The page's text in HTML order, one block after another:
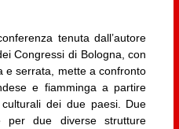
tenuta dall’autore
Congressi di Bologna, con
e serrata, mette a confronto
e fiamminga a partire
dei due paesi. Due
per due diverse strutture